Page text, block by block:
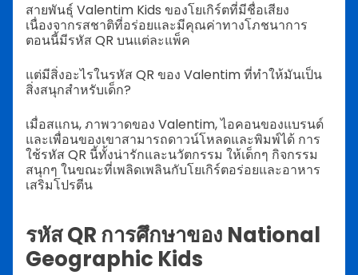
สายพันธุ์ Valentim Kids ของโยเกิร์ตที่มีชื่อเสียง
เนื่องจากรสชาติที่อร่อยและมีคุณค่าทางโภชนาการ
ตอนนี้มีรหัส QR บนแต่ละแพ็ค
แต่มีสิ่งอะไรในรหัส QR ของ Valentim ที่ทำให้มันเป็น
สิ่งสนุกสำหรับเด็ก?
เมื่อสแกน, ภาพวาดของ Valentim, ไอคอนของแบรนด์
และเพื่อนของเขาสามารถดาวน์โหลดและพิมพ์ได้ การ
ใช้รหัส QR นี้ทั้งน่ารักและนวัตกรรม ให้เด็กๆ กิจกรรม
สนุกๆ ในขณะที่เพลิดเพลินกับโยเกิร์ตอร่อยและอาหาร
เสริมโปรตีน
รหัส QR การศึกษาของ National
Geographic Kids